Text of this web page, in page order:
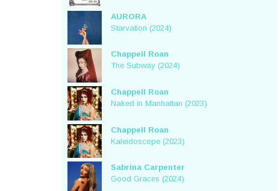
AURORA
Starvation (2024)
Chappell Roan
The Subway (2024)
Chappell Roan
Naked in Manhattan (2023)
Chappell Roan
Kaleidoscope (2023)
Sabrina Carpenter
Good Graces (2024)